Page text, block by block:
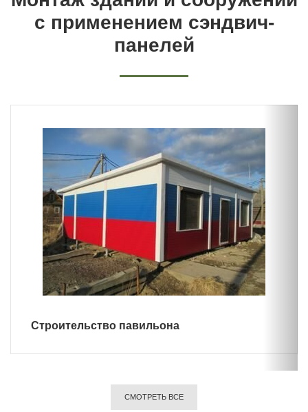
с применением сэндвич-
панелей
Строительство павильона
СМОТРЕТЬ ВСЕ